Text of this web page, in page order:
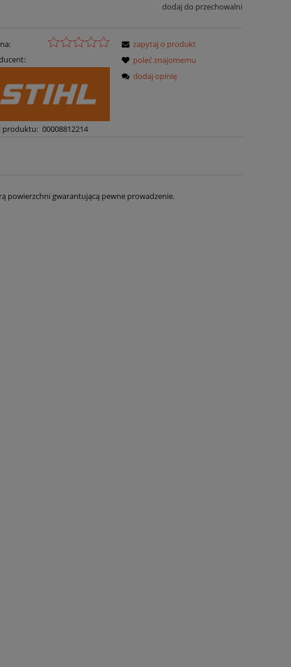
dodaj do przechowalni
produktu: 00008812214
zapytaj o produkt
poleć znajomemu
dodaj opinię
powierzchni gwarantującą pewne prowadzenie.